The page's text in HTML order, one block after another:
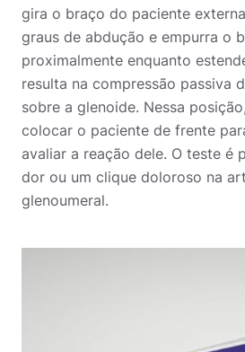
gira o braço do paciente
graus de abdução e empurra o
proximalmente enquanto
resulta na compressão passiva
sobre a glenoide. Nessa
colocar o paciente de frente
avaliar a reação dele. O teste é
dor ou um clique doloroso na
glenoumeral.